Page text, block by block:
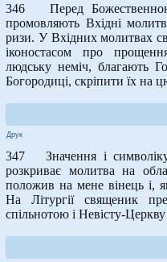
346 Перед Божественною
промовляють Вхідні
ризи. У Вхідних молитвах
іконостасом про
людську неміч, благають
Богородиці, скріпити їх на
Друк
347 Значення і
розкриває молитва на
положив на мене вінець і,
На Літургії священик
спільнотою і Невісту-